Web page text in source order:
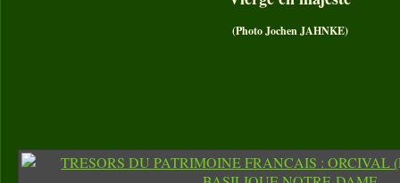
(Photo Jochen JAHNKE)